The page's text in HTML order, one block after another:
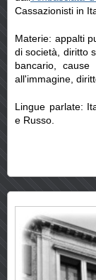
Cassazionisti in
Materie: appalti
di società, diritto
bancario,
all'immagine,
Lingue parlate:
e Russo.